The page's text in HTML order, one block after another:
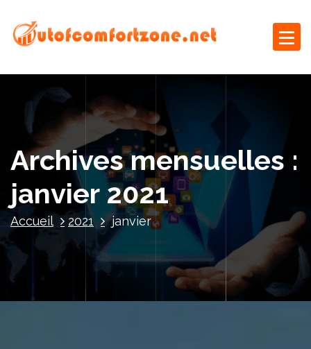
r
u
Archives mensuelles :
janvier 2021
Accueil 2021 janvier